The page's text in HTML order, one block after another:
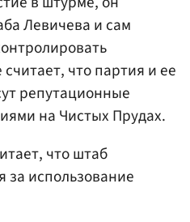
Левичева и сам
что партия и ее
репутационные
на Чистых Прудах.
что штаб
за использование